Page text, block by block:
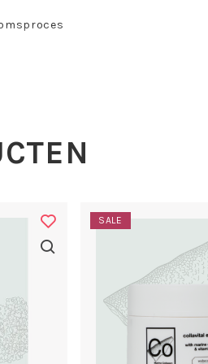
in de huid en vormt
aangetoond dat
kan verminderen. Het
van binnenuit. Het
en rimpels worden minder
wordt tegengegaan
SALE